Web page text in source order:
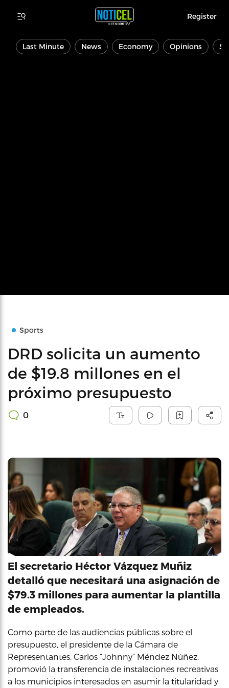
Register
Last Minute News Economy Opinions
Sports
DRD solicita un aumento
de $19.8 millones en el
próximo presupuesto
0
El secretario Héctor Vázquez Muñiz
detalló que necesitará una asignación de
$79.3 millones para aumentar la plantilla
de empleados.
Como parte de las audiencias públicas sobre el
presupuesto, el presidente de la Cámara de
Representantes, Carlos “Johnny” Méndez Núñez,
promovió la transferencia de instalaciones recreativas
a los municipios interesados en asumir la titularidad y